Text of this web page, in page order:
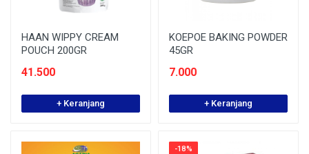
HAAN WIPPY CREAM
POUCH 200GR
41.500
+ Keranjang
KOEPOE BAKING POWDER
45GR
7.000
+ Keranjang
-18%